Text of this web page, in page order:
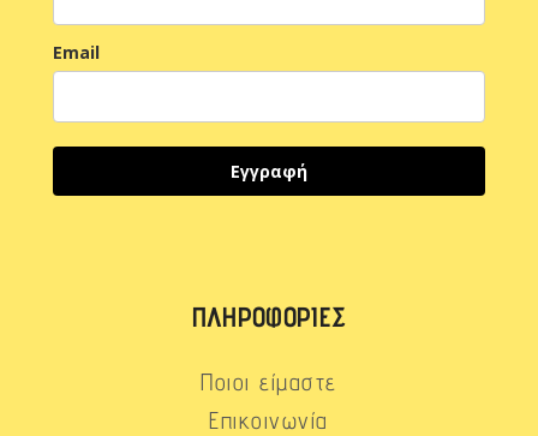
Email
Εγγραφή
ΠΛΗΡΟΦΟΡΊΕΣ
Ποιοι είμαστε
Επικοινωνία